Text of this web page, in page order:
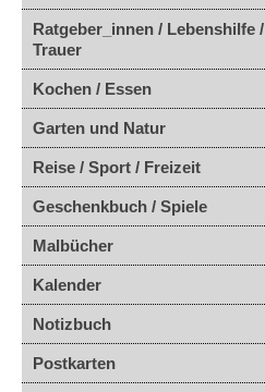
Ratgeber_innen / Lebenshilfe /
Trauer
Kochen / Essen
Garten und Natur
Reise / Sport / Freizeit
Geschenkbuch / Spiele
Malbücher
Kalender
Notizbuch
Postkarten